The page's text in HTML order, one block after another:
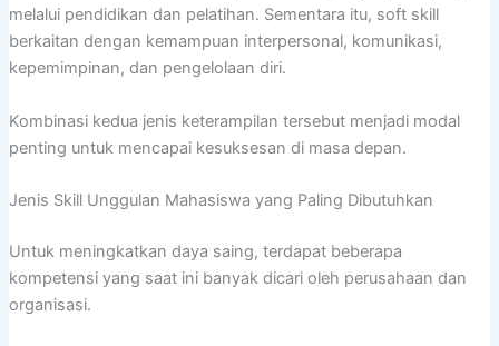
melalui pendidikan dan pelatihan. Sementara itu, soft skill
berkaitan dengan kemampuan interpersonal, komunikasi,
kepemimpinan, dan pengelolaan diri.
Kombinasi kedua jenis keterampilan tersebut menjadi modal
penting untuk mencapai kesuksesan di masa depan.
Jenis Skill Unggulan Mahasiswa yang Paling Dibutuhkan
Untuk meningkatkan daya saing, terdapat beberapa
kompetensi yang saat ini banyak dicari oleh perusahaan dan
organisasi.